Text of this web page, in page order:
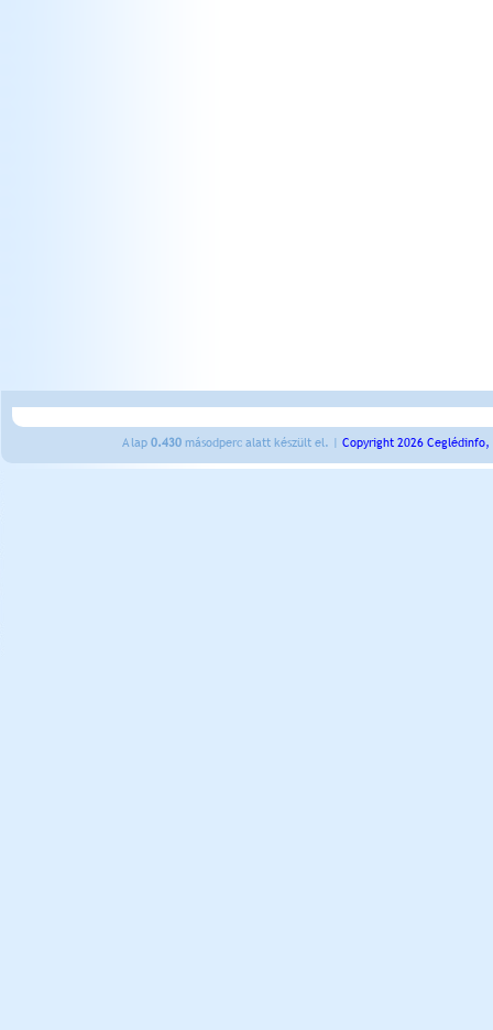
A lap 0.430 másodperc alatt készült el. | Copyright 2026